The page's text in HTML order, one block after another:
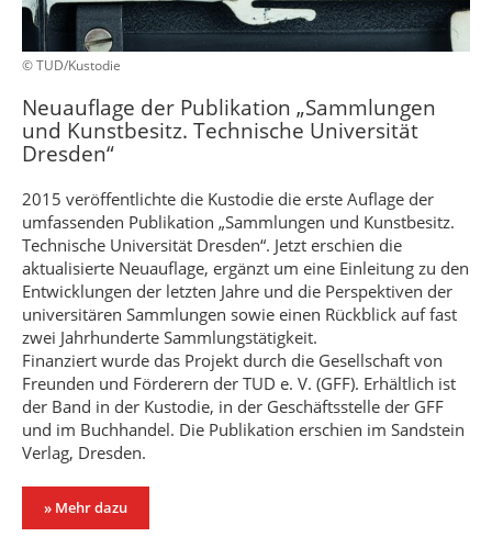
© TUD/Kustodie
Neuauflage der Publikation „Sammlungen
und Kunstbesitz. Technische Universität
Dresden“
2015 veröffentlichte die Kustodie die erste Auflage der
umfassenden Publikation „Sammlungen und Kunstbesitz.
Technische Universität Dresden“. Jetzt erschien die
aktualisierte Neuauflage, ergänzt um eine Einleitung zu den
Entwicklungen der letzten Jahre und die Perspektiven der
universitären Sammlungen sowie einen Rückblick auf fast
zwei Jahrhunderte Sammlungstätigkeit.
Finanziert wurde das Projekt durch die Gesellschaft von
Freunden und Förderern der TUD e. V. (GFF). Erhältlich ist
der Band in der Kustodie, in der Geschäftsstelle der GFF
und im Buchhandel. Die Publikation erschien im Sandstein
Verlag, Dresden.
» Mehr dazu